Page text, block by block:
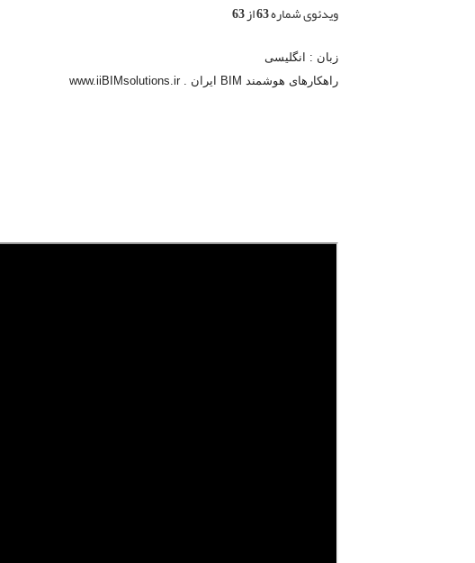
ویدئوی شماره 63 از 63
زبان : انگلیسی
راهکارهای هوشمند BIM ایران . www.iiBIMsolutions.ir